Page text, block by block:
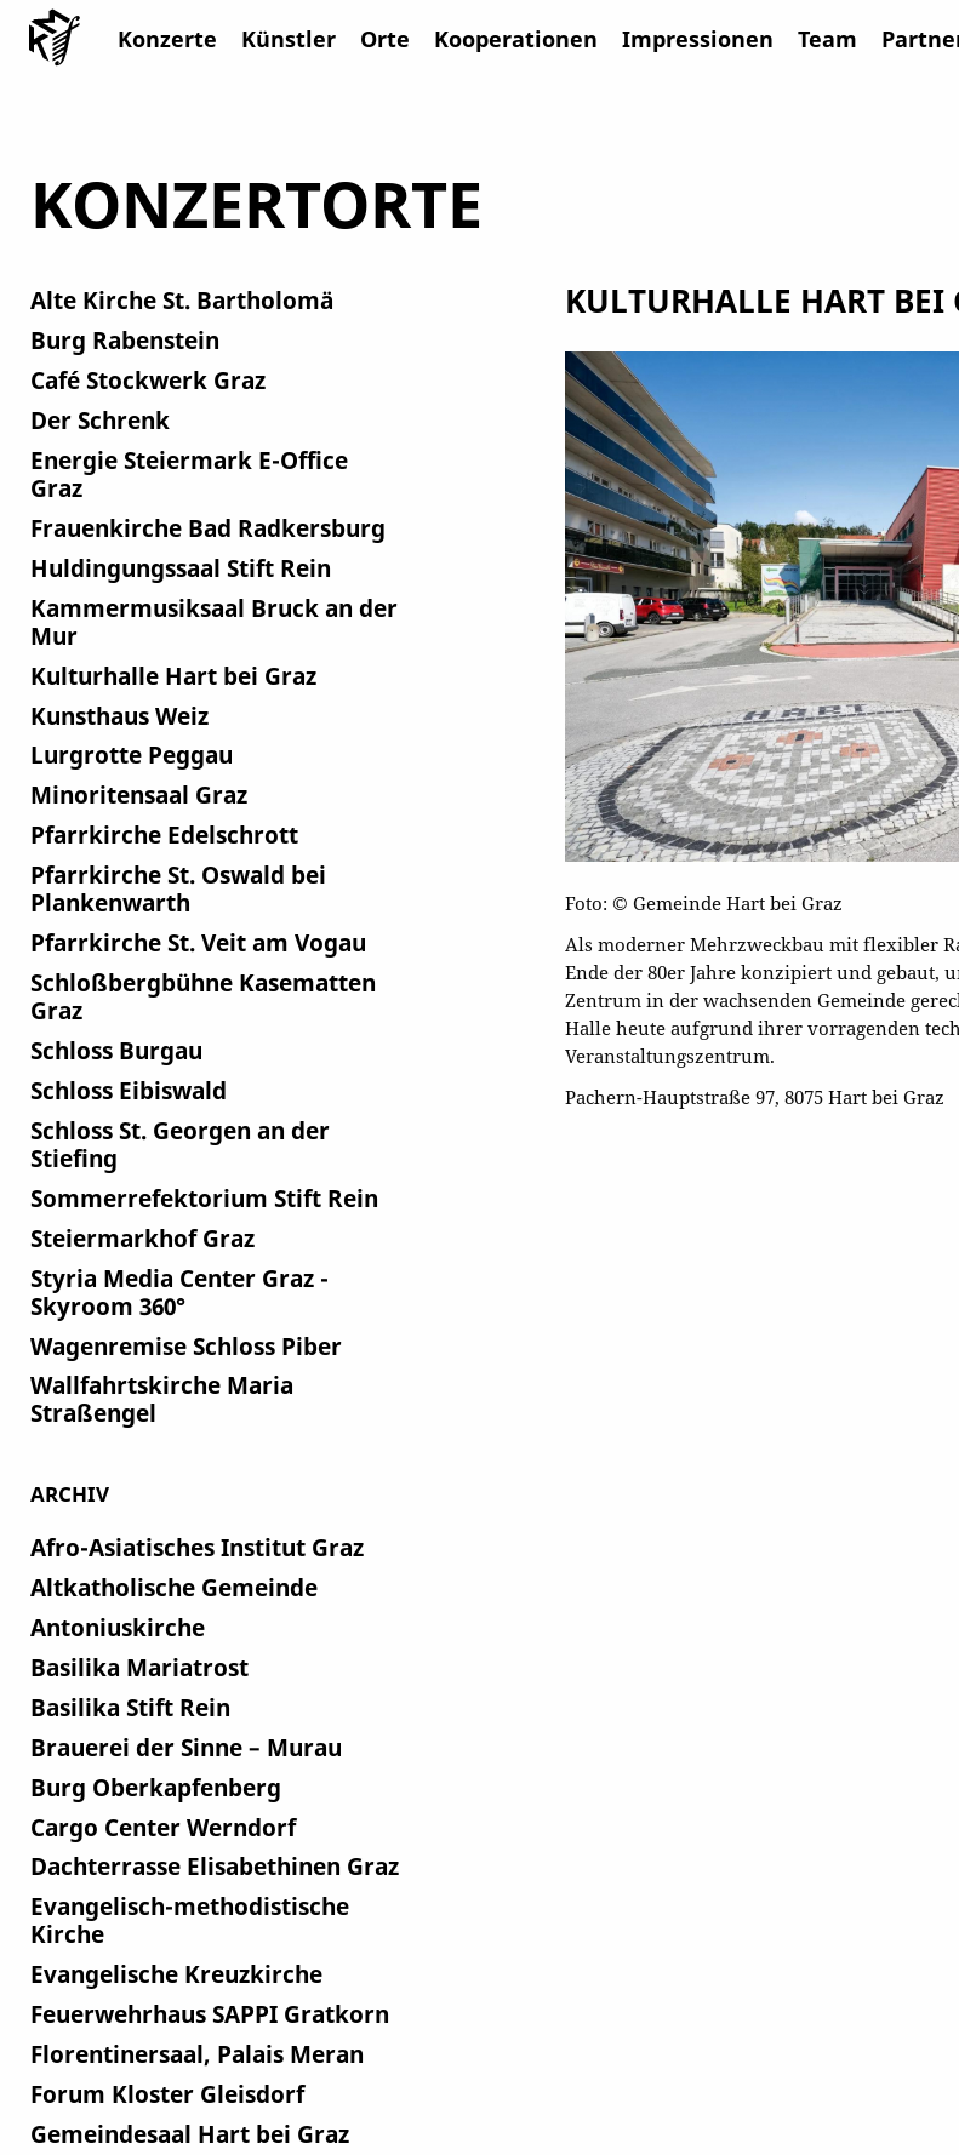
Konzerte Künstler Orte Kooperationen Impressionen Team
KONZERTORTE
Alte Kirche St. Bartholomä
Burg Rabenstein
Café Stockwerk Graz
Der Schrenk
Energie Steiermark E-Office
Graz
Frauenkirche Bad Radkersburg
Huldingungssaal Stift Rein
Kammermusiksaal Bruck an der
Mur
Kulturhalle Hart bei Graz
Kunsthaus Weiz
Lurgrotte Peggau
Minoritensaal Graz
Pfarrkirche Edelschrott
Pfarrkirche St. Oswald bei
Plankenwarth
Pfarrkirche St. Veit am Vogau
Schloßbergbühne Kasematten
Graz
Schloss Burgau
Schloss Eibiswald
Schloss St. Georgen an der
Stiefing
Sommerrefektorium Stift Rein
Steiermarkhof Graz
Styria Media Center Graz -
Skyroom 360°
Wagenremise Schloss Piber
Wallfahrtskirche Maria
Straßengel
ARCHIV
Afro-Asiatisches Institut Graz
Altkatholische Gemeinde
Antoniuskirche
Basilika Mariatrost
Basilika Stift Rein
Brauerei der Sinne – Murau
Burg Oberkapfenberg
Cargo Center Werndorf
Dachterrasse Elisabethinen Graz
Evangelisch-methodistische
Kirche
Evangelische Kreuzkirche
Feuerwehrhaus SAPPI Gratkorn
Florentinersaal, Palais Meran
Forum Kloster Gleisdorf
Gemeindesaal Hart bei Graz
KULTURHALLE HART BEI
Foto: © Gemeinde Hart bei Graz
Als moderner Mehrzweckbau mit flexibler
Ende der 80er Jahre konzipiert und
Zentrum in der wachsenden Gemeinde
Halle heute aufgrund ihrer vorragenden
Veranstaltungszentrum.
Pachern-Hauptstraße 97, 8075 Hart bei Graz